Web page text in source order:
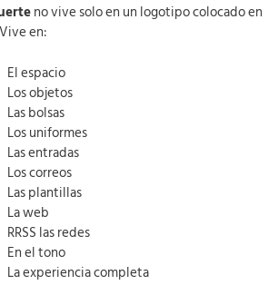
no vive solo en un logotipo colocado en
en:
El espacio
Los objetos
Las bolsas
Los uniformes
Las entradas
Los correos
Las plantillas
La web
RRSS las redes
En el tono
La experiencia completa